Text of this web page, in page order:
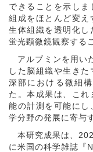
できることを示しま
組成をほとんど変え
生体組織を透明化し
蛍光顕微鏡観察する
アルブミンを用い
した脳組織や生き
深部における微細
た。本成果は、これ
能の計測を可能にし
学分野の発展に寄与
本研究成果は、
に米国の科学雑誌『